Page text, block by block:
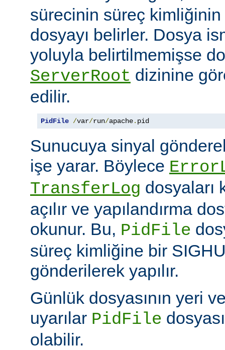
sürecinin süreç
dosyayı belirler. Dosya
yoluyla belirtilmemişse
ServerRoot dizinine
edilir.
PidFile /var/run/apache. pid
Sunucuya sinyal
işe yarar. Böylece
TransferLog dosyaları
açılır ve yapılandırma
okunur. Bu, PidFile
süreç kimliğine bir
gönderilerek yapılır.
Günlük dosyasının yeri
uyarılar PidFile
olabilir.